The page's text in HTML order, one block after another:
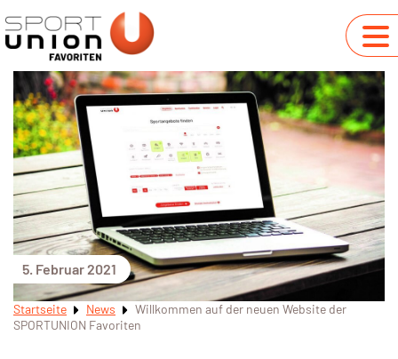
5. Februar 2021
Startseite News
Willkommen auf der neuen Website der
SPORTUNION Favoriten